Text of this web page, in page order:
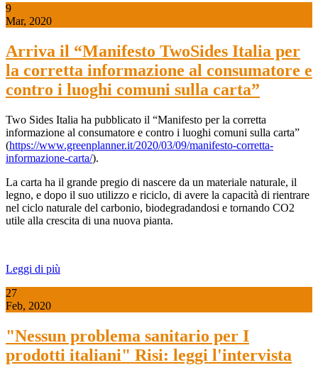
9
Mar, 2020
Arriva il “Manifesto TwoSides Italia per
la corretta informazione al consumatore e
contro i luoghi comuni sulla carta”
Two Sides Italia ha pubblicato il “Manifesto per la corretta
informazione al consumatore e contro i luoghi comuni sulla carta”
(https://www.greenplanner.it/2020/03/09/manifesto-corretta-
informazione-carta/).
La carta ha il grande pregio di nascere da un materiale naturale, il
legno, e dopo il suo utilizzo e riciclo, di avere la capacità di rientrare
nel ciclo naturale del carbonio, biodegradandosi e tornando CO2
utile alla crescita di una nuova pianta.
Leggi di più
27
Feb, 2020
"Nessun problema sanitario per I
prodotti italiani" Risi: leggi l'intervista